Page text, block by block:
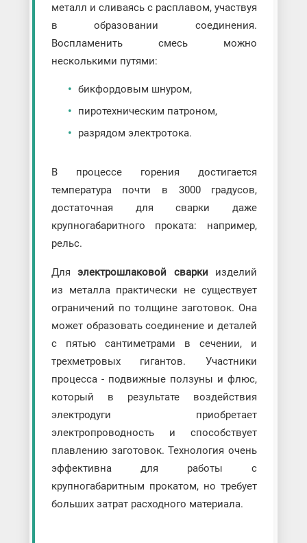
металл и сливаясь с расплавом, участвуя
в образовании соединения.
Воспламенить смесь можно
несколькими путями:
бикфордовым шнуром,
пиротехническим патроном,
разрядом электротока.
В процессе горения достигается
температура почти в 3000 градусов,
достаточная для сварки даже
крупногабаритного проката: например,
рельс.
Дляэлектрошлаковой сваркиизделий
из металла практически не существует
ограничений по толщине заготовок. Она
может образовать соединение и деталей
с пятью сантиметрами в сечении, и
трехметровых гигантов. Участники
процесса - подвижные ползуны и флюс,
который в результате воздействия
электродуги приобретает
электропроводность и способствует
плавлению заготовок. Технология очень
эффективна для работы с
крупногабаритным прокатом, но требует
больших затрат расходного материала.